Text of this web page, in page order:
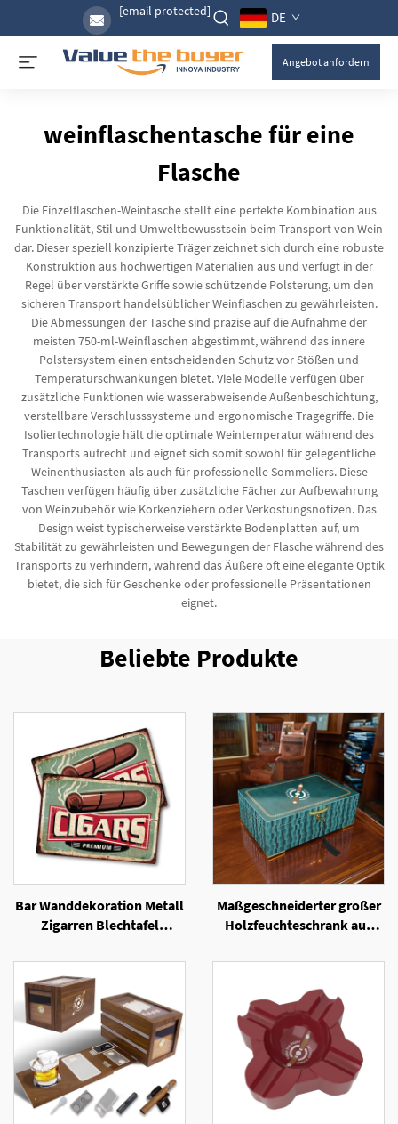
[email protected] DE
Angebot anfordern
weinflaschentasche für eine
Flasche
Die Einzelflaschen-Weintasche stellt eine perfekte Kombination aus
Funktionalität, Stil und Umweltbewusstsein beim Transport von Wein
dar. Dieser speziell konzipierte Träger zeichnet sich durch eine robuste
Konstruktion aus hochwertigen Materialien aus und verfügt in der
Regel über verstärkte Griffe sowie schützende Polsterung, um den
sicheren Transport handelsüblicher Weinflaschen zu gewährleisten.
Die Abmessungen der Tasche sind präzise auf die Aufnahme der
meisten 750-ml-Weinflaschen abgestimmt, während das innere
Polstersystem einen entscheidenden Schutz vor Stößen und
Temperaturschwankungen bietet. Viele Modelle verfügen über
zusätzliche Funktionen wie wasserabweisende Außenbeschichtung,
verstellbare Verschlusssysteme und ergonomische Tragegriffe. Die
Isoliertechnologie hält die optimale Weintemperatur während des
Transports aufrecht und eignet sich somit sowohl für gelegentliche
Weinenthusiasten als auch für professionelle Sommeliers. Diese
Taschen verfügen häufig über zusätzliche Fächer zur Aufbewahrung
von Weinzubehör wie Korkenziehern oder Verkostungsnotizen. Das
Design weist typischerweise verstärkte Bodenplatten auf, um
Stabilität zu gewährleisten und Bewegungen der Flasche während des
Transports zu verhindern, während das Äußere oft eine elegante Optik
bietet, die sich für Geschenke oder professionelle Präsentationen
eignet.
Beliebte Produkte
Bar Wanddekoration Metall
Zigarren Blechtafel
Werbeplakate
Maßgeschneiderter großer
Holzfeuchteschrank aus
elegantem Lackfinish